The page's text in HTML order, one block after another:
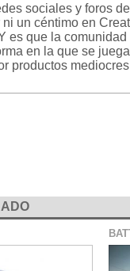
sociales y foros
un céntimo en
es que la
en la que se
productos